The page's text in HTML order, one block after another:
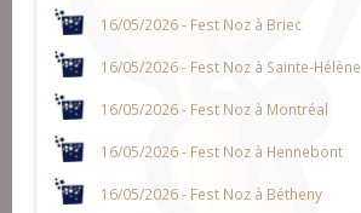
16/05/2026 - Fest Noz à Briec
16/05/2026 - Fest Noz à Sainte-Hélène
16/05/2026 - Fest Noz à Montréal
16/05/2026 - Fest Noz à Hennebont
16/05/2026 - Fest Noz à Bétheny